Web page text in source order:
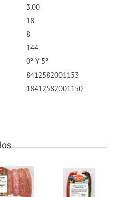
3,00
18
8
144
0º Y 5º
8412582001153
18412582001150